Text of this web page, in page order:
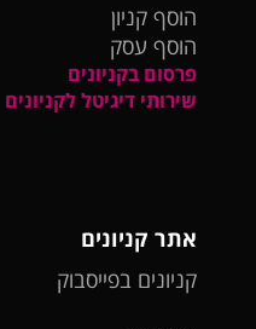
הוסף קניון
הוסף עסק
פרסום בקניונים
שירותי דיגיטל לקניונים
אתר קניונים
קניונים בפייסבוק